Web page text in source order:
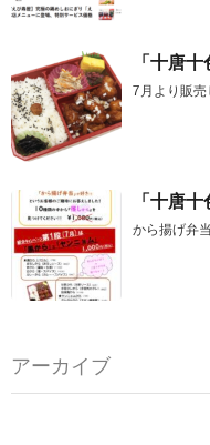
「十唐
7月より販売
「十唐
から揚げ弁
アーカイブ